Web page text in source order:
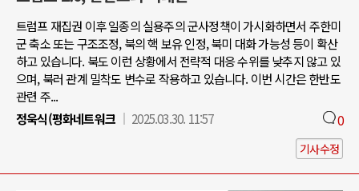
트럼프 재집권 이후 일종의 실용주의 군사정책이 가시화하면서 주한미
군 축소 또는 구조조정, 북의 핵 보유 인정, 북미 대화 가능성 등이 확산
하고 있습니다. 북도 이런 상황에서 전략적 대응 수위를 낮추지 않고 있
으며, 북러 관계 밀착도 변수로 작용하고 있습니다. 이번 시간은 한반도
관련 주...
정욱식(평화네트워크
2025.03.30. 11:57 0
기사수정